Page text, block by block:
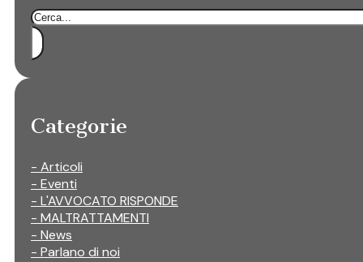
Cerca
Categorie
- Articoli
- Eventi
- L'AVVOCATO RISPONDE
- MALTRATTAMENTI
- News
- Parlano di noi